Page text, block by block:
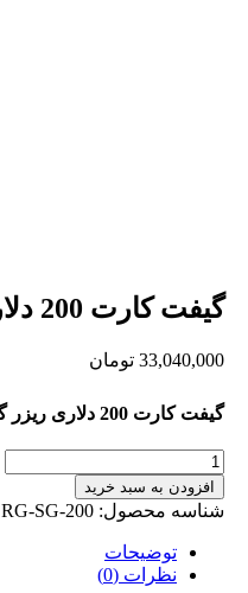
گیفت کارت 200 دلاری ریزر گلد سنگاپور
33,040,000 تومان
گیفت کارت 200 دلاری ریزر گلد سنگاپور
گیفت
کارت
200
ریزر
افزودن به سبد خرید
شناسه محصول: RG-SG-200
توضیحات
نظرات (0)